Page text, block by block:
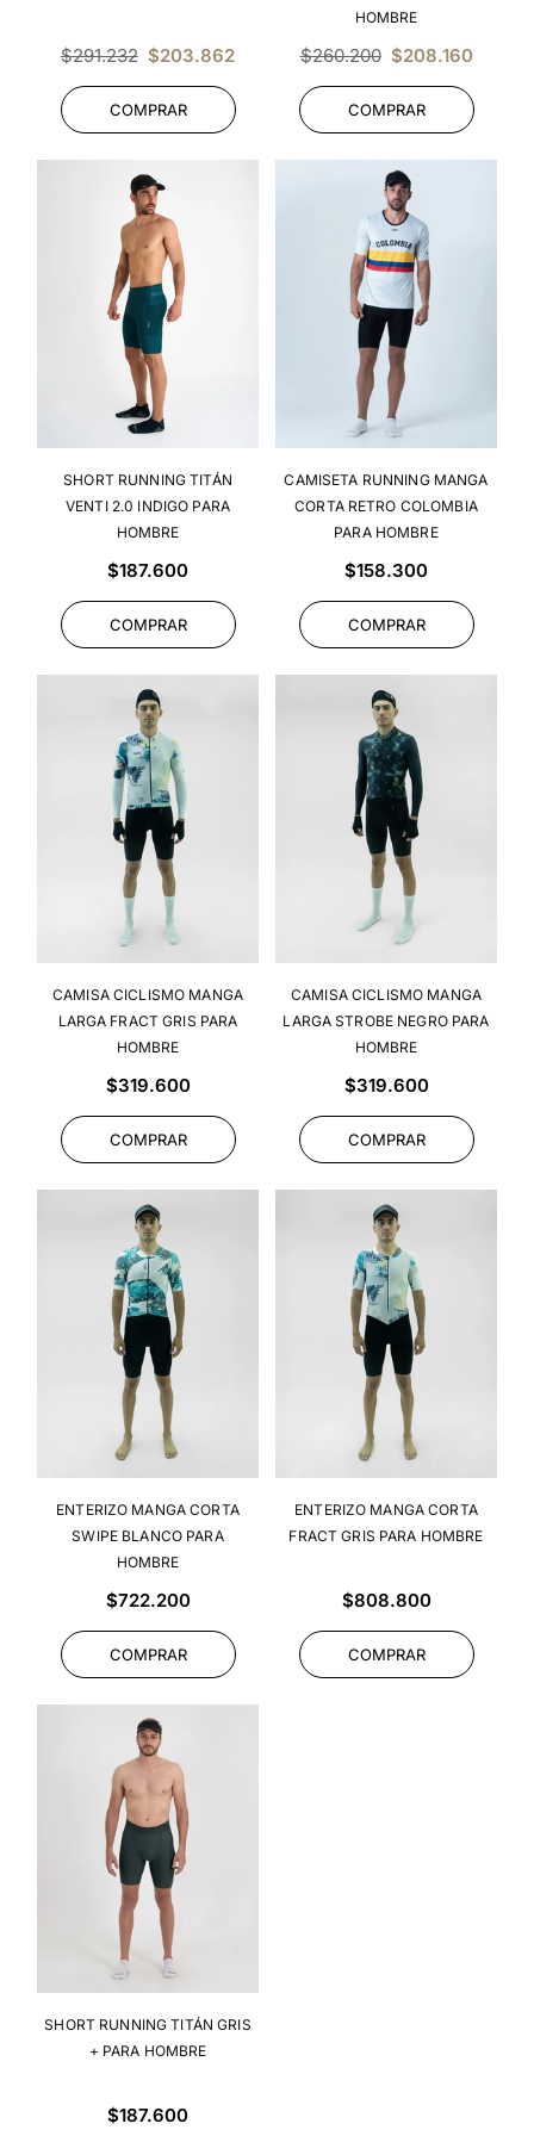
Precio
$291.232 $203.862
COMPRAR
HOMBRE
Precio
$260.200 $208.160
COMPRAR
SHORT RUNNING TITÁN
VENTI 2.0 INDIGO PARA
HOMBRE
Precio
$187.600
COMPRAR
CAMISETA RUNNING MANGA
CORTA RETRO COLOMBIA
PARA HOMBRE
Precio
$158.300
COMPRAR
CAMISA CICLISMO MANGA
LARGA FRACT GRIS PARA
HOMBRE
Precio
$319.600
COMPRAR
CAMISA CICLISMO MANGA
LARGA STROBE NEGRO PARA
HOMBRE
Precio
$319.600
COMPRAR
ENTERIZO MANGA CORTA
SWIPE BLANCO PARA
HOMBRE
Precio
$722.200
COMPRAR
ENTERIZO MANGA CORTA
FRACT GRIS PARA HOMBRE
Precio
$808.800
COMPRAR
SHORT RUNNING TITÁN GRIS
+ PARA HOMBRE
Precio
$187.600